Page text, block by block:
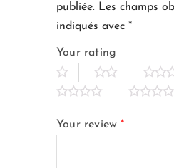
publiée. Les champs
indiqués avec *
Your rating
Your review*